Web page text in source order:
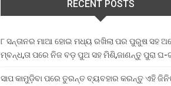
RECENT POSTS
୮ ସନ୍ତାନର ମାଆ ହୋଇ ମଧ୍ୟ ରଖିଲା ପର ପୁରୁଷ ସହ
ମ୍ବନ୍ଧ,ତା ପରେ ନିଜ ବଡ଼ ପୁଅ ସହ ମିଶି,ଜାଣନ୍ତୁ ପୁରା ଘ-
ସାପ କାମୁଡ଼ିବା ପରେ ତୁରନ୍ତ ବ୍ୟବହାର କରନ୍ତୁ ଏହି